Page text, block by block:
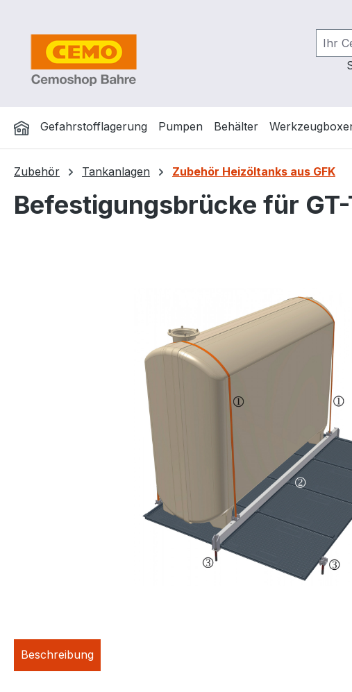
Gefahrstofflagerung Pumpen Behälter
Zubehör Tankanlagen Zubehör Heizöltanks aus GFK
Befestigungsbrücke für
Beschreibung